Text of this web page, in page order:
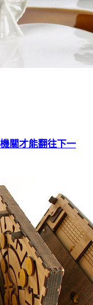
關才能翻往下一